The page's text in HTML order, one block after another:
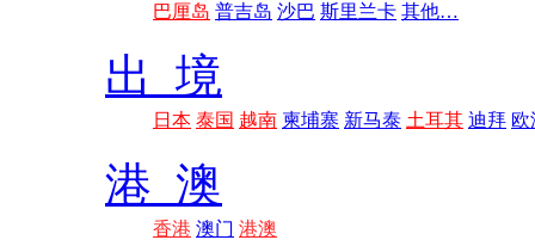
巴厘岛 普吉岛 沙巴 斯里兰卡 其他…
出 境
日本 泰国 越南 柬埔寨 新马泰 土耳其 迪拜 欧
港 澳
香港 澳门 港澳